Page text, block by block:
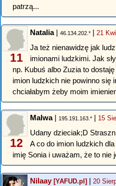
patrzą...
11
Natalia| 46.134.202.* | 21
Ja też nienawidzę jak
imionami ludzkimi. Jak
np. Kubuś albo Zuzia to
imion ludzkich nie powinno się
chciałabym żeby moim
12
Malwa| 195.191.163.* | 15
Udany dzieciak;D
A co do imion ludzkich
imię Sonia i uważam, że to nie
Nilaay[YAFUD.pl] | 20